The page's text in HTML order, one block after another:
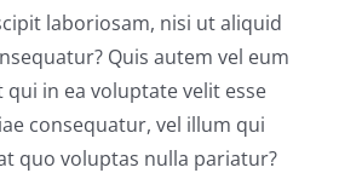
laboriosam, nisi ut aliquid
Quis autem vel eum
in ea voluptate velit esse
consequatur, vel illum qui
quo voluptas nulla pariatur?